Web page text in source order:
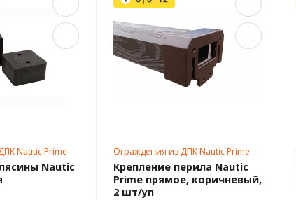
Nautic Prime
Nautic
Ограждения из ДПК Nautic Prime
Крепление перила Nautic
Prime прямое, коричневый,
2 шт/уп